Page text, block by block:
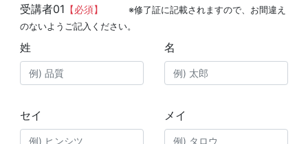
受講者01 【必須】
※修了証に記載されますので、お間違え
のないようご記入ください。
姓 名
セイ メイ